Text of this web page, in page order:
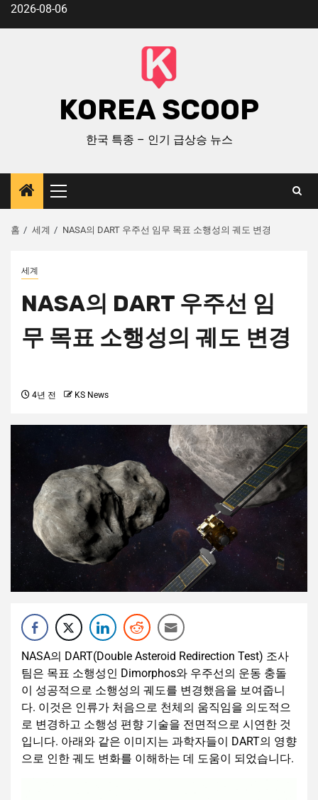
2026-08-06
KOREA SCOOP
한국 특종 – 인기 급상승 뉴스
홈 세계 NASA의 DART 우주선 임무 목표 소행성의 궤도 변경
세계
NASA의 DART 우주선 임
무 목표 소행성의 궤도 변경
4년 전 KS News
NASA의 DART(Double Asteroid Redirection Test) 조사
팀은 목표 소행성인 Dimorphos와 우주선의 운동 충돌
이 성공적으로 소행성의 궤도를 변경했음을 보여줍니
다. 이것은 인류가 처음으로 천체의 움직임을 의도적으
로 변경하고 소행성 편향 기술을 전면적으로 시연한 것
입니다. 아래와 같은 이미지는 과학자들이 DART의 영향
으로 인한 궤도 변화를 이해하는 데 도움이 되었습니다.